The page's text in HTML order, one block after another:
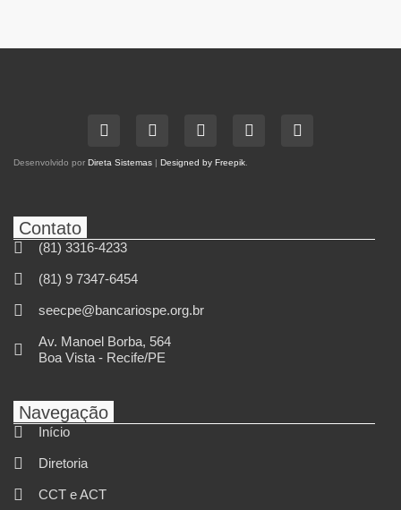
Desenvolvido por Direta Sistemas | Designed by Freepik
Contato
(81) 3316-4233
(81) 9 7347-6454
seecpe@bancariospe.org.br
Av. Manoel Borba, 564
Boa Vista - Recife/PE
Navegação
Início
Diretoria
CCT e ACT